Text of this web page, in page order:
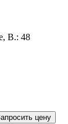
В.: 48
цену